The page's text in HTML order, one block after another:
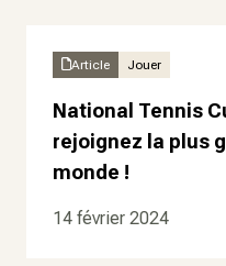
Article Jouer
National Tennis
rejoignez la plus
monde !
14 février 2024